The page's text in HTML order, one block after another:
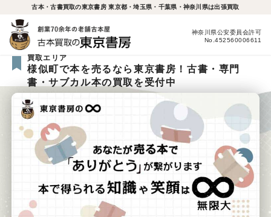
古本・古書買取の東京書房 東京都・埼玉県・千葉県・神奈川県は出張買取
神奈川県公安委員会許可
No.452560006611
買取エリア
様似町で本を売るなら東京書房！古書・専門
書・サブカル本の買取を受付中